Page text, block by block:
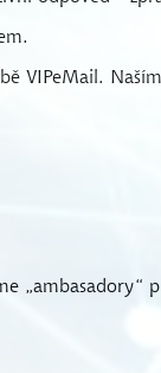
VIPeMail.
„ambasadory“